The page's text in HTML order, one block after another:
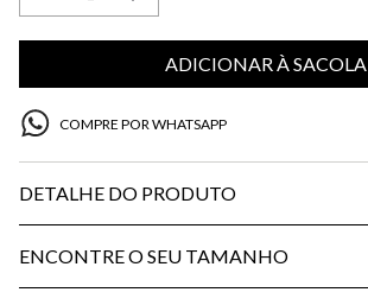
ADICIONAR À SACOLA
COMPRE POR WHATSAPP
DETALHE DO PRODUTO
ENCONTRE O SEU TAMANHO